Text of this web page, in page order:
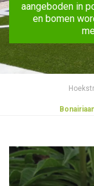
aangeboden in
en bomen